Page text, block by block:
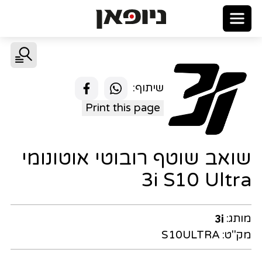
שיתוף:
Print this page
שואב שוטף רובוטי אוטונומי
3i S10 Ultra
מותג: 3i
מק"ט: S10ULTRA